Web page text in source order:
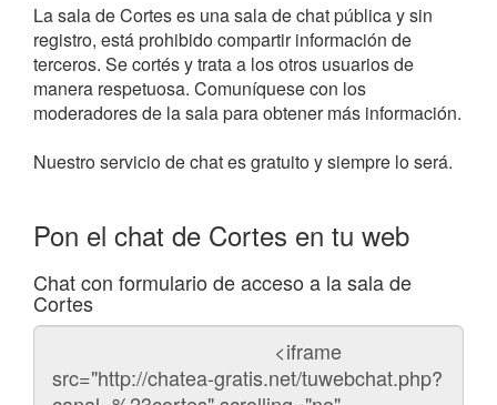
La sala de Cortes es una sala de chat pública y sin
registro, está prohibido compartir información de
terceros. Se cortés y trata a los otros usuarios de
manera respetuosa. Comuníquese con los
moderadores de la sala para obtener más información.
Nuestro servicio de chat es gratuito y siempre lo será.
Pon el chat de Cortes en tu web
Chat con formulario de acceso a la sala de
Cortes
Código
chat